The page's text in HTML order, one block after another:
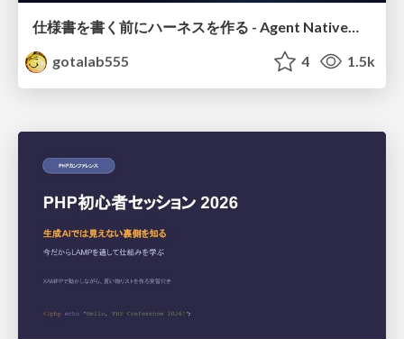
仕様書を書く前にハーネスを作る - Agent Native開発は「探索を速く、判定を固く」
gotalab555
4 1.5k